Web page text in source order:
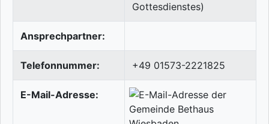
Gottesdienstes)
Ansprechpartner:
Telefonnummer: +49 01573-2221825
E-Mail-Adresse: